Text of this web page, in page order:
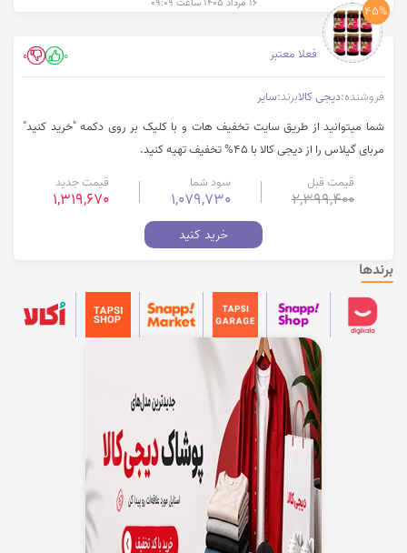
۱۶ مرداد ۱۴۰۵ ساعت ۰۹:۰۹
45%
فعلا معتبر 0
0
فروشنده:دیجی کالابرند:سایر
شما میتوانید از طریق سایت تخفیف هات و با کلیک بر روی دکمه "خرید کنید"
مربای گیلاس را از دیجی کالا با 45% تخفیف تهیه کنید.
قیمت قبل
2,399,400
سود شما
1,079,730
قیمت جدید
1,319,670
خرید کنید
برندها